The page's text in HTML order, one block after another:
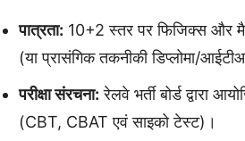
पात्रता: 10+2 स्तर पर फिजिक्स और
(या प्रासंगिक तकनीकी डिप्लोमा/
परीक्षा संरचना: रेलवे भर्ती बोर्ड द्वारा
(CBT, CBAT एवं साइको टेस्ट)।